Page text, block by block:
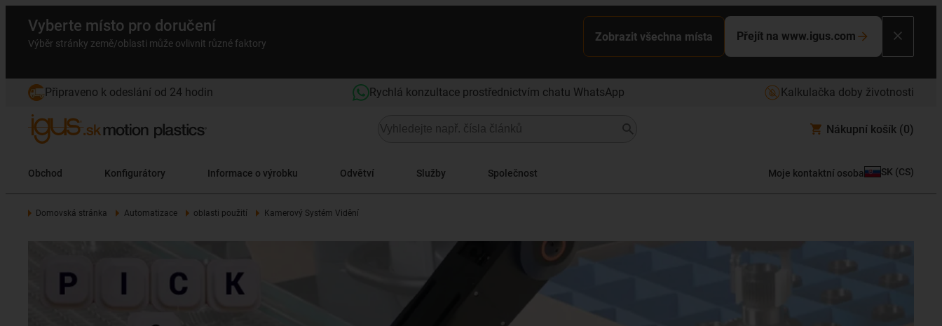
Vyberte místo pro doručení
Výběr stránky země/oblasti může ovlivnit různé faktory
Zobrazit všechna místa Přejít na www.igus.com
Připraveno k odeslání od 24 hodin Rychlá konzultace prostřednictvím chatu WhatsApp Kalkulačka doby životnosti
Nákupní košík (0)
Obchod Konfigurátory Informace o výrobku Odvětví Služby Společnost Moje kontaktní osoba SK (CS)
Domovská stránka Automatizace oblasti použití Kamerový Systém Vidění